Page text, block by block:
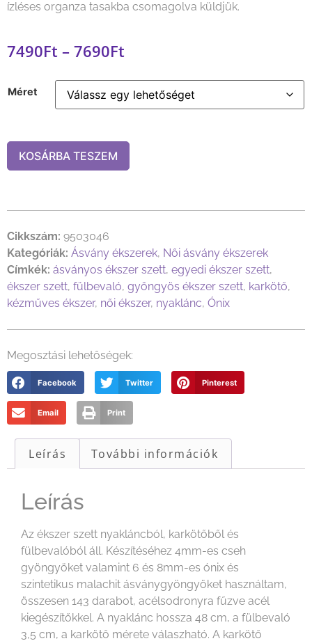
ízléses organza tasakba csomagolva küldjük.
7490Ft – 7690Ft
Méret
KOSÁRBA TESZEM
Cikkszám: 9503046
Kategóriák: Ásvány ékszerek, Női ásvány ékszerek
Címkék: ásványos ékszer szett, egyedi ékszer szett,
ékszer szett, fülbevaló, gyöngyös ékszer szett, karkötő,
kézműves ékszer, női ékszer, nyaklánc, Ónix
Megosztási lehetőségek:
Facebook Twitter Pinterest
Email Print
Leírás További információk
Leírás
Az ékszer szett nyakláncból, karkötőből és
fülbevalóból áll. Készítéséhez 4mm-es cseh
gyöngyöket valamint 6 és 8mm-es ónix és
szintetikus malachit ásványgyöngyöket használtam,
összesen 143 darabot, acélsodronyra fűzve acél
kiegészítőkkel. A nyaklánc hossza 48 cm, a fülbevaló
3,5 cm, a karkötő mérete válaszható. A karkötő